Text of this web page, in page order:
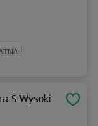
S Wysoki